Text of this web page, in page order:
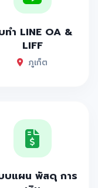
ทำ LINE OA &
LIFF
ภูเก็ต
บแผน พัสดุ การ